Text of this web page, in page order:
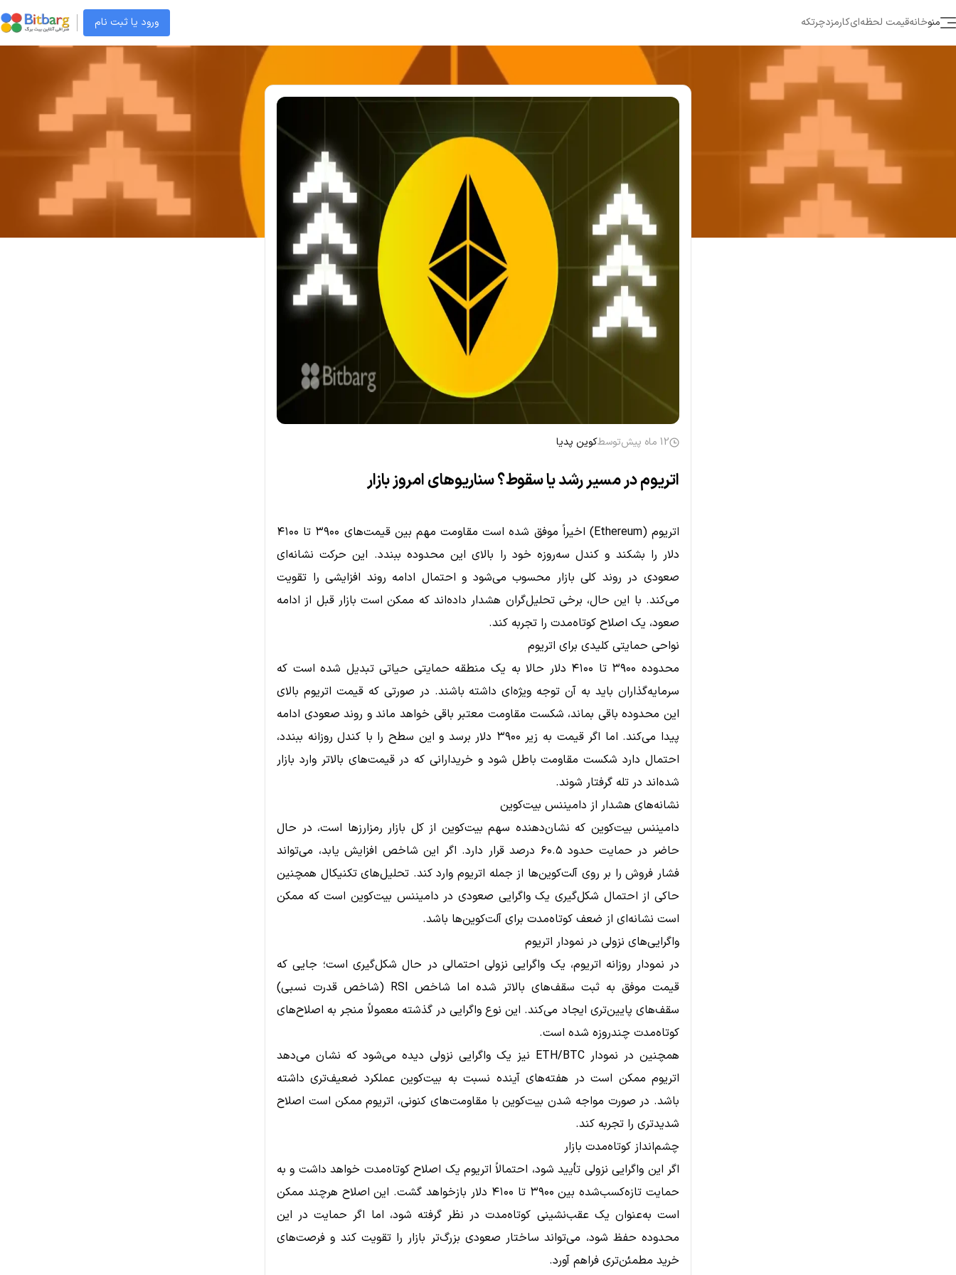
ورود یا ثبت نام چرتکهکارمزدقیمت لحظه‌ایخانهمنو
12 ماه پیش توسطکوین پدیا
اتریوم در مسیر رشد یا سقوط؟ سناریوهای امروز بازار
اتریوم (Ethereum) اخیراً موفق شده است مقاومت مهم بین قیمت‌های ۳۹۰۰ تا ۴۱۰۰
دلار را بشکند و کندل سه‌روزه خود را بالای این محدوده ببندد. این حرکت نشانه‌ای
صعودی در روند کلی بازار محسوب می‌شود و احتمال ادامه روند افزایشی را تقویت
می‌کند. با این حال، برخی تحلیل‌گران هشدار داده‌اند که ممکن است بازار قبل از ادامه
صعود، یک اصلاح کوتاه‌مدت را تجربه کند.
نواحی حمایتی کلیدی برای اتریوم
محدوده ۳۹۰۰ تا ۴۱۰۰ دلار حالا به یک منطقه حمایتی حیاتی تبدیل شده است که
سرمایه‌گذاران باید به آن توجه ویژه‌ای داشته باشند. در صورتی که قیمت اتریوم بالای
این محدوده باقی بماند، شکست مقاومت معتبر باقی خواهد ماند و روند صعودی ادامه
پیدا می‌کند. اما اگر قیمت به زیر ۳۹۰۰ دلار برسد و این سطح را با کندل روزانه ببندد،
احتمال دارد شکست مقاومت باطل شود و خریدارانی که در قیمت‌های بالاتر وارد بازار
شده‌اند در تله گرفتار شوند.
نشانه‌های هشدار از دامیننس بیت‌کوین
دامیننس بیت‌کوین که نشان‌دهنده سهم بیت‌کوین از کل بازار رمزارزها است، در حال
حاضر در حمایت حدود ۶۰.۵ درصد قرار دارد. اگر این شاخص افزایش یابد، می‌تواند
فشار فروش را بر روی آلت‌کوین‌ها از جمله اتریوم وارد کند. تحلیل‌های تکنیکال همچنین
حاکی از احتمال شکل‌گیری یک واگرایی صعودی در دامیننس بیت‌کوین است که ممکن
است نشانه‌ای از ضعف کوتاه‌مدت برای آلت‌کوین‌ها باشد.
واگرایی‌های نزولی در نمودار اتریوم
در نمودار روزانه اتریوم، یک واگرایی نزولی احتمالی در حال شکل‌گیری است؛ جایی که
قیمت موفق به ثبت سقف‌های بالاتر شده اما شاخص RSI (شاخص قدرت نسبی)
سقف‌های پایین‌تری ایجاد می‌کند. این نوع واگرایی در گذشته معمولاً منجر به اصلاح‌های
کوتاه‌مدت چندروزه شده است.
همچنین در نمودار ETH/BTC نیز یک واگرایی نزولی دیده می‌شود که نشان می‌دهد
اتریوم ممکن است در هفته‌های آینده نسبت به بیت‌کوین عملکرد ضعیف‌تری داشته
باشد. در صورت مواجه شدن بیت‌کوین با مقاومت‌های کنونی، اتریوم ممکن است اصلاح
شدیدتری را تجربه کند.
چشم‌انداز کوتاه‌مدت بازار
اگر این واگرایی نزولی تأیید شود، احتمالاً اتریوم یک اصلاح کوتاه‌مدت خواهد داشت و به
حمایت تازه‌کسب‌شده بین ۳۹۰۰ تا ۴۱۰۰ دلار بازخواهد گشت. این اصلاح هرچند ممکن
است به‌عنوان یک عقب‌نشینی کوتاه‌مدت در نظر گرفته شود، اما اگر حمایت در این
محدوده حفظ شود، می‌تواند ساختار صعودی بزرگ‌تر بازار را تقویت کند و فرصت‌های
خرید مطمئن‌تری فراهم آورد.